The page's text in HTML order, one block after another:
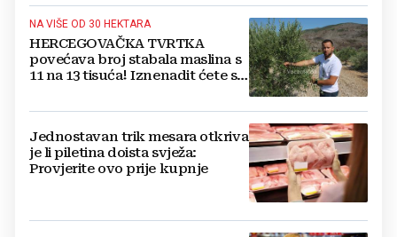
NA VIŠE OD 30 HEKTARA
HERCEGOVAČKA TVRTKA
povećava broj stabala maslina s
11 na 13 tisuća! Iznenadit ćete se
Jednostavan trik mesara otkriva
je li piletina doista svježa:
Provjerite ovo prije kupnje